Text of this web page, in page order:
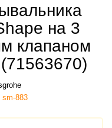
на 3
клапаном
sm-883